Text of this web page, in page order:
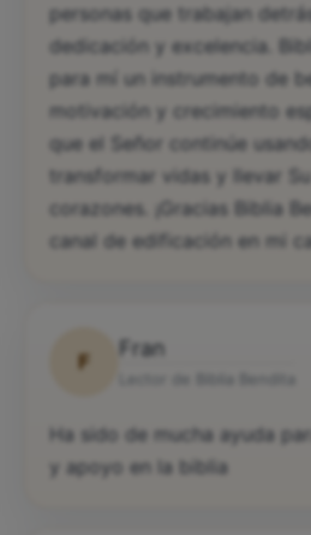
personas que trabajan
dedicación y excelencia.
para mí un instrumento de
motivación y crecimiento
que el Señor continúe
transformar vidas y llevar
corazones. ¡Gracias Biblia
canal de edificación en mi
F
Fran
Ha sido de mucha ayuda
y apoyo en la biblia